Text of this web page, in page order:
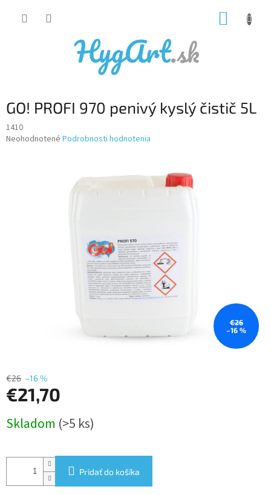
GO! PROFI 970 penivý kyslý čistič 5L
1410
Priemerné
Neohodnotené Podrobnosti hodnotenia
€26
–16 %
€26 –16 %
€21,70
cena:
Skladom (>5 ks)
Pridať do košíka